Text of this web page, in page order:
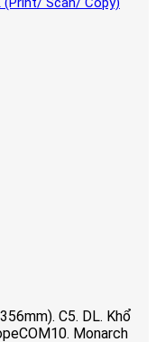
C5. DL. Khổ
Monarch